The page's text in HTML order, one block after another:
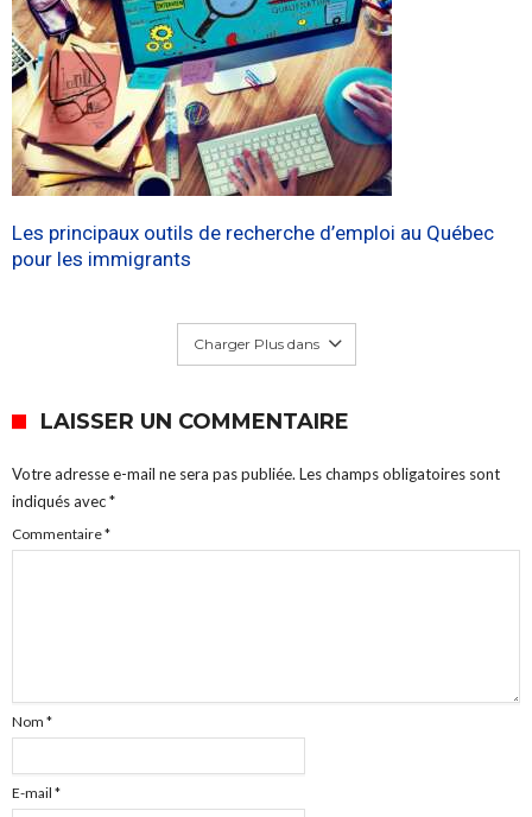
Les principaux outils de recherche d’emploi au Québec
pour les immigrants
Charger Plus dans
LAISSER UN COMMENTAIRE
Votre adresse e-mail ne sera pas publiée. Les champs obligatoires sont
indiqués avec*
Commentaire*
Nom *
E-mail *